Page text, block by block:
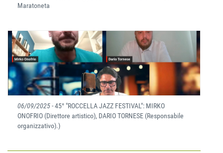
Maratoneta
06/09/2025- 45° "ROCCELLA JAZZ FESTIVAL": MIRKO
ONOFRIO (Direttore artistico), DARIO TORNESE (Responsabile
organizzativo).)